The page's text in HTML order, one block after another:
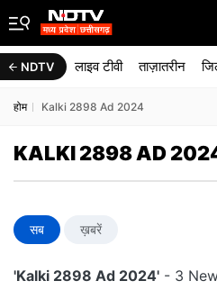
NDTV लाइव टीवी ताज़ातरीन
होम Kalki 2898 Ad 2024
KALKI 2898 AD
सब ख़बरें
'Kalki 2898 Ad 2024' - 3